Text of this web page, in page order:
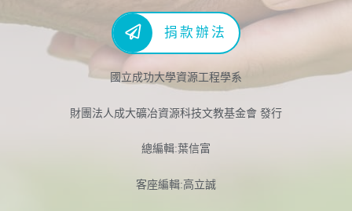
捐款辦法
國立成功大學資源工程學系
財團法人成大礦冶資源科技文教基金會 發行
總編輯:葉信富
客座編輯:高立誠